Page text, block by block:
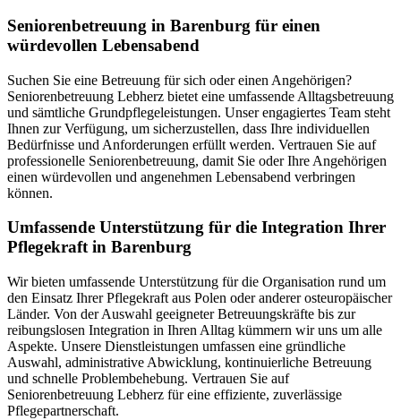
Senioren­betreuung in Barenburg für einen
würdevollen Lebensabend
Suchen Sie eine Betreuung für sich oder einen Angehörigen?
Seniorenbetreuung Lebherz bietet eine umfassende Alltagsbetreuung
und sämtliche Grundpflegeleistungen. Unser engagiertes Team steht
Ihnen zur Verfügung, um sicherzustellen, dass Ihre individuellen
Bedürfnisse und Anforderungen erfüllt werden. Vertrauen Sie auf
professionelle Seniorenbetreuung, damit Sie oder Ihre Angehörigen
einen würdevollen und angenehmen Lebensabend verbringen
können.
Umfassende Unterstützung für die Integration Ihrer
Pflegekraft in Barenburg
Wir bieten umfassende Unterstützung für die Organisation rund um
den Einsatz Ihrer Pflegekraft aus Polen oder anderer osteuropäischer
Länder. Von der Auswahl geeigneter Betreuungskräfte bis zur
reibungslosen Integration in Ihren Alltag kümmern wir uns um alle
Aspekte. Unsere Dienstleistungen umfassen eine gründliche
Auswahl, administrative Abwicklung, kontinuierliche Betreuung
und schnelle Problembehebung. Vertrauen Sie auf
Seniorenbetreuung Lebherz für eine effiziente, zuverlässige
Pflegepartnerschaft.